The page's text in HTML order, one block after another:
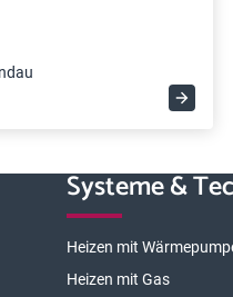
Systeme &
Heizen mit
Heizen mit Gas